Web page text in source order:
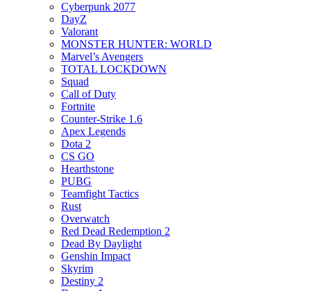
Cyberpunk 2077
DayZ
Valorant
MONSTER HUNTER: WORLD
Marvel’s Avengers
TOTAL LOCKDOWN
Squad
Call of Duty
Fortnite
Counter-Strike 1.6
Apex Legends
Dota 2
CS GO
Hearthstone
PUBG
Teamfight Tactics
Rust
Overwatch
Red Dead Redemption 2
Dead By Daylight
Genshin Impact
Skyrim
Destiny 2